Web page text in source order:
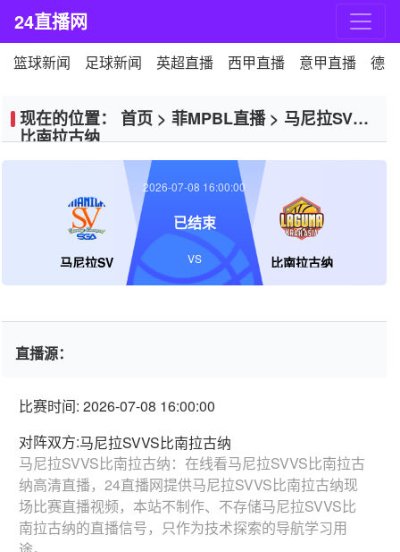
24直播网
篮球新闻 足球新闻 英超直播 西甲直播 意甲直播 德
现在的位置： 首页 > 菲MPBL直播> 马尼拉SVVS
比南拉古纳
马尼拉SV 比南拉古纳
2026-07-08 16:00:00
已结束
VS
直播源：
比赛时间: 2026-07-08 16:00:00
对阵双方:马尼拉SVVS比南拉古纳
马尼拉SVVS比南拉古纳：在线看马尼拉SVVS比南拉古
纳高清直播，24直播网提供马尼拉SVVS比南拉古纳现
场比赛直播视频，本站不制作、不存储马尼拉SVVS比
南拉古纳的直播信号，只作为技术探索的导航学习用